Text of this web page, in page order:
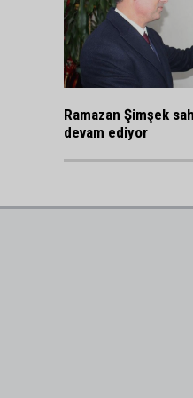
Ramazan Şimşek
devam ediyor